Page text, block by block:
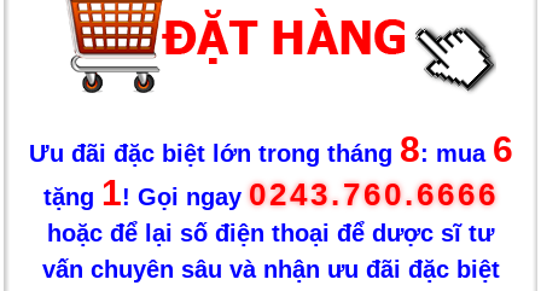
Ưu đãi đặc biệt lớn trong tháng 8: mua 6
tặng 1! Gọi ngay 0243.760.6666
hoặc để lại số điện thoại để dược sĩ tư
vấn chuyên sâu và nhận ưu đãi đặc biệt